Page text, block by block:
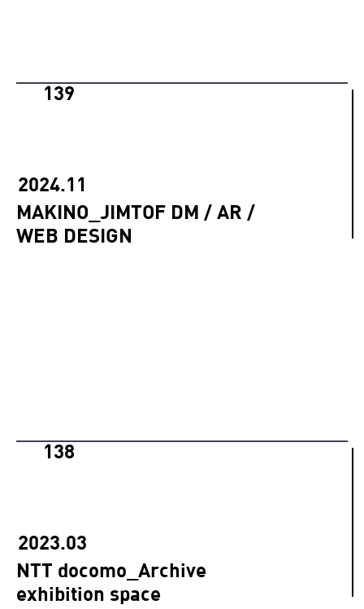
2024.11
MAKINO_JIMTOF DM / AR /
WEB DESIGN
139
2023.03
NTT docomo_Archive
exhibition space
138